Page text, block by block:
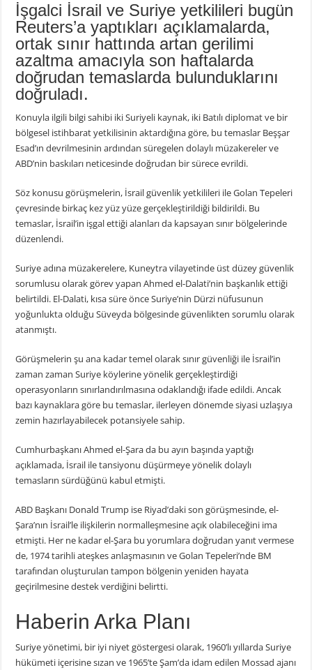
İşgalci İsrail ve Suriye yetkilileri bugün
Reuters’a yaptıkları açıklamalarda,
ortak sınır hattında artan gerilimi
azaltma amacıyla son haftalarda
doğrudan temaslarda bulunduklarını
doğruladı.
Konuyla ilgili bilgi sahibi iki Suriyeli kaynak, iki Batılı diplomat ve bir
bölgesel istihbarat yetkilisinin aktardığına göre, bu temaslar Beşşar
Esad’ın devrilmesinin ardından süregelen dolaylı müzakereler ve
ABD’nin baskıları neticesinde doğrudan bir sürece evrildi.
Söz konusu görüşmelerin, İsrail güvenlik yetkilileri ile Golan Tepeleri
çevresinde birkaç kez yüz yüze gerçekleştirildiği bildirildi. Bu
temaslar, İsrail’in işgal ettiği alanları da kapsayan sınır bölgelerinde
düzenlendi.
Suriye adına müzakerelere, Kuneytra vilayetinde üst düzey güvenlik
sorumlusu olarak görev yapan Ahmed el-Dalati’nin başkanlık ettiği
belirtildi. El-Dalati, kısa süre önce Suriye’nin Dürzi nüfusunun
yoğunlukta olduğu Süveyda bölgesinde güvenlikten sorumlu olarak
atanmıştı.
Görüşmelerin şu ana kadar temel olarak sınır güvenliği ile İsrail’in
zaman zaman Suriye köylerine yönelik gerçekleştirdiği
operasyonların sınırlandırılmasına odaklandığı ifade edildi. Ancak
bazı kaynaklara göre bu temaslar, ilerleyen dönemde siyasi uzlaşıya
zemin hazırlayabilecek potansiyele sahip.
Cumhurbaşkanı Ahmed el-Şara da bu ayın başında yaptığı
açıklamada, İsrail ile tansiyonu düşürmeye yönelik dolaylı
temasların sürdüğünü kabul etmişti.
ABD Başkanı Donald Trump ise Riyad’daki son görüşmesinde, el-
Şara’nın İsrail’le ilişkilerin normalleşmesine açık olabileceğini ima
etmişti. Her ne kadar el-Şara bu yorumlara doğrudan yanıt vermese
de, 1974 tarihli ateşkes anlaşmasının ve Golan Tepeleri’nde BM
tarafından oluşturulan tampon bölgenin yeniden hayata
geçirilmesine destek verdiğini belirtti.
Haberin Arka Planı
Suriye yönetimi, bir iyi niyet göstergesi olarak, 1960’lı yıllarda Suriye
hükümeti içerisine sızan ve 1965’te Şam’da idam edilen Mossad ajanı